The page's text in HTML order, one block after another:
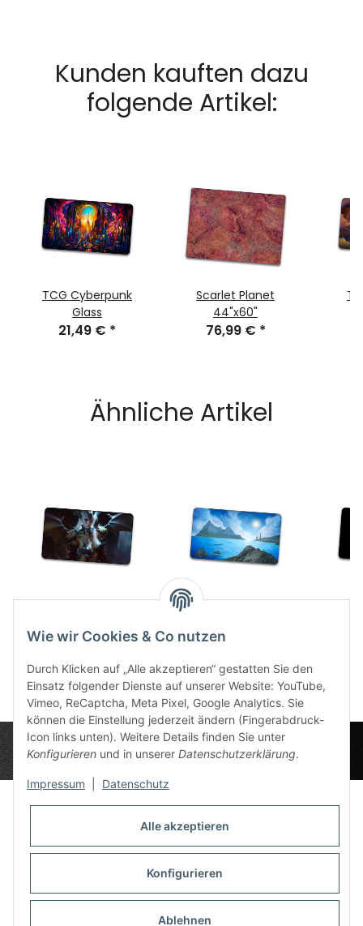
Kunden kauften dazu
folgende Artikel:
TCG Cyberpunk
Glass
21,49 € *
Scarlet Planet
44"x60"
76,99 € *
Ähnliche Artikel
TCG Parla umnäht TCG Island
Datenschutz-Einstellungen
Wie wir Cookies & Co nutzen
Durch Klicken auf „Alle akzeptieren“ gestatten Sie den
Einsatz folgender Dienste auf unserer Website: YouTube,
Vimeo, ReCaptcha, Meta Pixel, Google Analytics. Sie
können die Einstellung jederzeit ändern (Fingerabdruck-
Icon links unten). Weitere Details finden Sie unter
Konfigurieren und in unserer Datenschutzerklärung.
Impressum Datenschutz
Alle akzeptieren
Konfigurieren
Ablehnen